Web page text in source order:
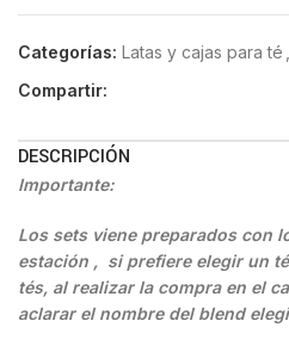
Categorías: Latas y cajas para té
Compartir:
DESCRIPCIÓN
Importante:
Los sets viene preparados con
estación , si prefiere elegir un
tés, al realizar la compra en el
aclarar el nombre del blend